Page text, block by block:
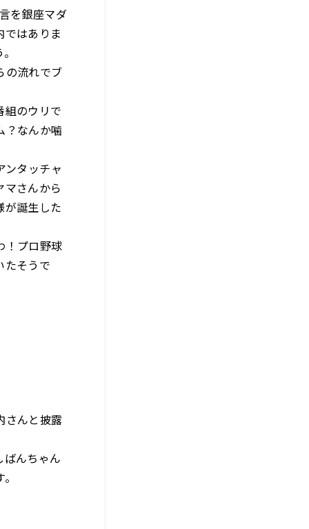
を銀座マダ
はありま
の流れでブ
組のウリで
？なんか噛
ンタッチャ
さんから
が誕生した
！プロ野球
たそうで
さんと披露
んちゃん